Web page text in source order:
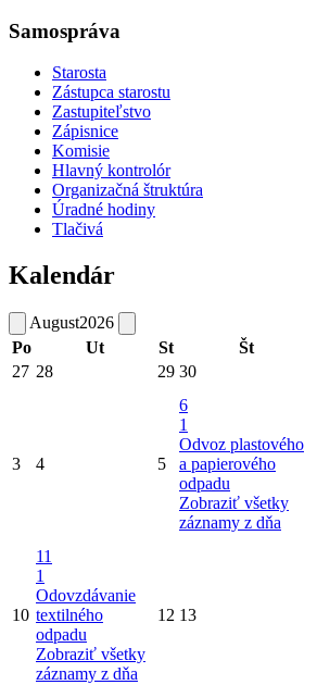
Samospráva
Starosta
Zástupca starostu
Zastupiteľstvo
Zápisnice
Komisie
Hlavný kontrolór
Organizačná štruktúra
Úradné hodiny
Tlačivá
Kalendár
August2026
Po
Ut St Št
27 28 29 30
3 4 5
6
1
Odvoz plastového
a papierového
odpadu
Zobraziť všetky
záznamy z dňa
10
11
1
Odovzdávanie
textilného
odpadu
Zobraziť všetky
záznamy z dňa
12 13